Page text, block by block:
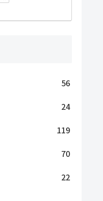
56
24
119
70
22